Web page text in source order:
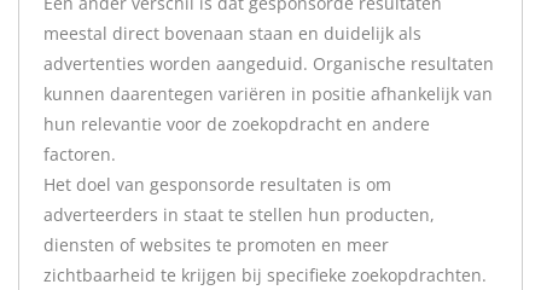
meestal direct bovenaan staan en duidelijk als
advertenties worden aangeduid. Organische resultaten
kunnen daarentegen variëren in positie afhankelijk van
hun relevantie voor de zoekopdracht en andere
factoren.
Het doel van gesponsorde resultaten is om
adverteerders in staat te stellen hun producten,
diensten of websites te promoten en meer
zichtbaarheid te krijgen bij specifieke zoekopdrachten.